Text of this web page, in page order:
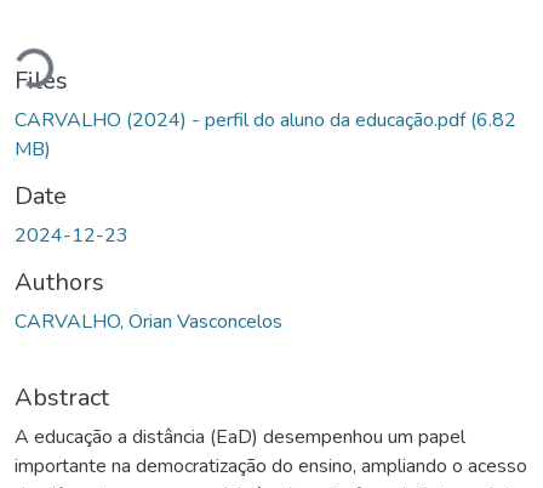
Files
CARVALHO (2024) - perfil do aluno da educação.pdf(6.82
MB)
Date
2024-12-23
Authors
CARVALHO, Orian Vasconcelos
Abstract
A educação a distância (EaD) desempenhou um papel
importante na democratização do ensino, ampliando o acesso